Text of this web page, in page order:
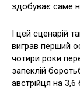
здобуває саме
І цей сценарій
виграв перший
чотири роки
запеклій
австрійця на